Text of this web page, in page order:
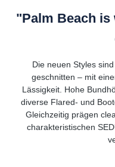
"Palm Beach is
Die neuen Styles
geschnitten – mit
Lässigkeit. Hohe
diverse Flared- und
Gleichzeitig prägen
charakteristischen